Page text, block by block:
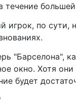
течение
игрок, по сути,
"Барселона",
окно. Хотя
будет